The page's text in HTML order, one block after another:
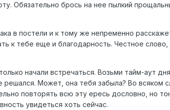
Обязательно брось на нее пылкий
в постели и к тому же непременно
к тебе еще и благодарность. Честное
начали встречаться. Возьми тайм-аут
Может, она тебя забыла? Во всяком
повторять всю эту ересь дословно, но
увидеться хоть сейчас.